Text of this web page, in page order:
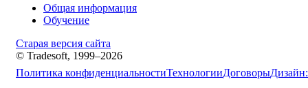
Общая информация
Обучение
Старая версия сайта
© Tradesoft, 1999–2026
Политика конфиденциальностиТехнологииДоговорыДизайн: